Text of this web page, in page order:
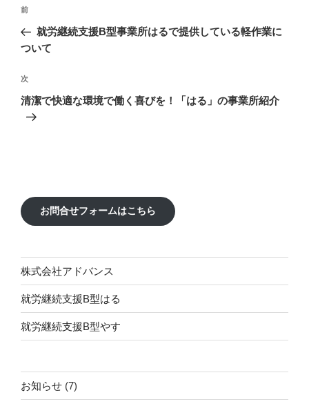
ナ
ゲ
ー
シ
前
の
投
前
就労継続支援B型事業所はるで提供している軽作業に
ついて
次
の
次
清潔で快適な環境で働く喜びを！「はる」の事業所紹介
お問合せフォームはこちら
株式会社アドバンス
就労継続支援B型はる
就労継続支援B型やす
お知らせ (7)